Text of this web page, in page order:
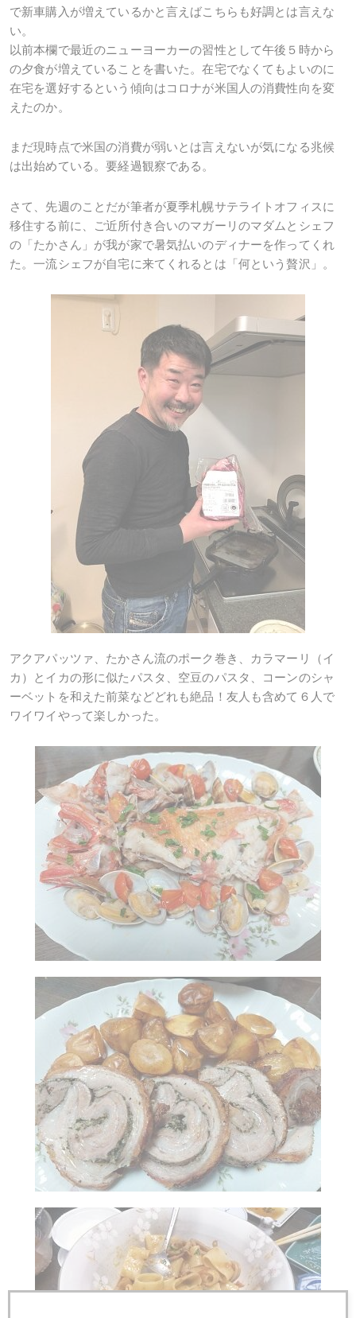
で新車購入が増えているかと言えばこちらも好調とは言えな
い。
以前本欄で最近のニューヨーカーの習性として午後５時から
の夕食が増えていることを書いた。在宅でなくてもよいのに
在宅を選好するという傾向はコロナが米国人の消費性向を変
えたのか。
まだ現時点で米国の消費が弱いとは言えないが気になる兆候
は出始めている。要経過観察である。
さて、先週のことだが筆者が夏季札幌サテライトオフィスに
移住する前に、ご近所付き合いのマガーリのマダムとシェフ
の「たかさん」が我が家で暑気払いのディナーを作ってくれ
た。一流シェフが自宅に来てくれるとは「何という贅沢」。
アクアパッツァ、たかさん流のポーク巻き、カラマーリ（イ
カ）とイカの形に似たパスタ、空豆のパスタ、コーンのシャ
ーベットを和えた前菜などどれも絶品！友人も含めて６人で
ワイワイやって楽しかった。